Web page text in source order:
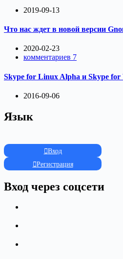
2019-09-13
Что нас ждет в новой версии
2020-02-23
комментариев 7
Skype for Linux Alpha и Skype for
2016-09-06
Язык
Вход
Регистрация
Вход через соцсети